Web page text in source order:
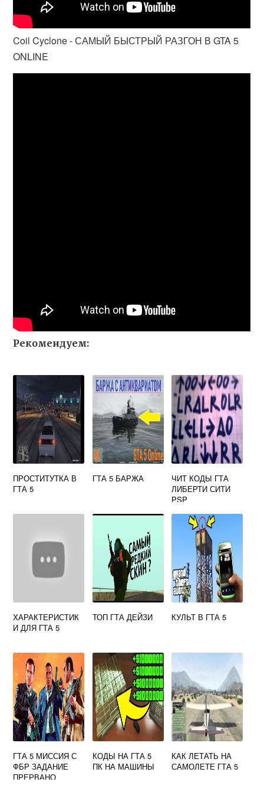
Coil Cyclone - САМЫЙ БЫСТРЫЙ РАЗГОН В GTA 5
ONLINE
Рекомендуем:
ПРОСТИТУТКА В
ГТА 5
ГТА 5 БАРЖА
ЧИТ КОДЫ ГТА
ЛИБЕРТИ СИТИ
PSP
ХАРАКТЕРИСТИК
И ДЛЯ ГТА 5
ТОП ГТА ДЕЙЗИ КУЛЬТ В ГТА 5
ГТА 5 МИССИЯ С
ФБР ЗАДАНИЕ
ПРЕРВАНО
КОДЫ НА ГТА 5
ПК НА МАШИНЫ
КАК ЛЕТАТЬ НА
САМОЛЕТЕ ГТА 5